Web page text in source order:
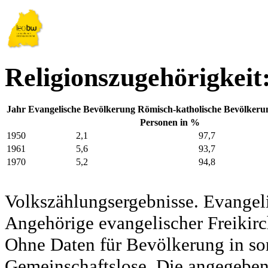
Jahr Evangelische Bevölkerung Römisch-katholische
Personen in %
1950
2,1
97,7
1961
5,6
93,7
1970
5,2 94,8
Volkszählungsergebnisse.
Angehörige evangelischer
Ohne Daten für Bevölkerung in